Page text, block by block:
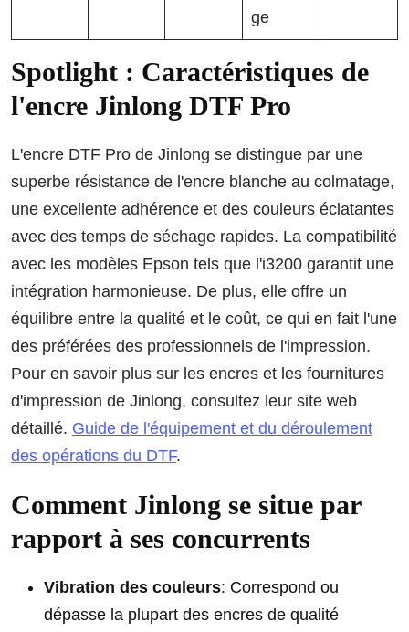
ge
Spotlight : Caractéristiques de
l'encre Jinlong DTF Pro
L'encre DTF Pro de Jinlong se distingue par une
superbe résistance de l'encre blanche au colmatage,
une excellente adhérence et des couleurs éclatantes
avec des temps de séchage rapides. La compatibilité
avec les modèles Epson tels que l'i3200 garantit une
intégration harmonieuse. De plus, elle offre un
équilibre entre la qualité et le coût, ce qui en fait l'une
des préférées des professionnels de l'impression.
Pour en savoir plus sur les encres et les fournitures
d'impression de Jinlong, consultez leur site web
détaillé. Guide de l'équipement et du déroulement
des opérations du DTF.
Comment Jinlong se situe par
rapport à ses concurrents
Vibration des couleurs: Correspond ou
dépasse la plupart des encres de qualité